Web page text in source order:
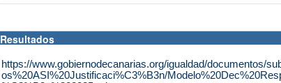
Resultados
https://www.gobiernodecanarias.org/igualdad/documentos/
os%20ASI%20Justificaci%C3%B3n/